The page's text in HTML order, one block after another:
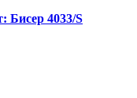
Бисер 4033/S